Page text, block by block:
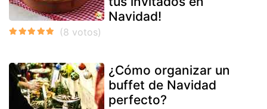
Navidad!
¿Cómo organizar un
buffet de Navidad
perfecto?